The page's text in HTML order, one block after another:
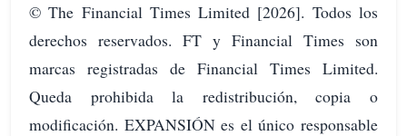
© The Financial Times Limited [2026]. Todos los
derechos reservados. FT y Financial Times son
marcas registradas de Financial Times Limited.
Queda prohibida la redistribución, copia o
modificación. EXPANSIÓN es el único responsable